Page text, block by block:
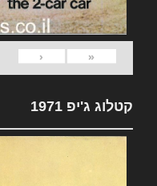
«
‹
קטלוג ג'יפ 1971